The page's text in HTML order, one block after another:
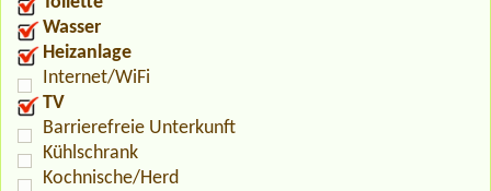
Wasser
Heizanlage
Internet/WiFi
TV
Barrierefreie Unterkunft
Kühlschrank
Kochnische/Herd